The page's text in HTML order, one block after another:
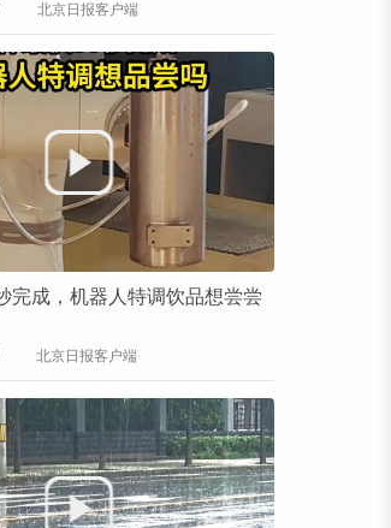
北京日报客户端
完成，机器人特调饮品想尝尝
北京日报客户端